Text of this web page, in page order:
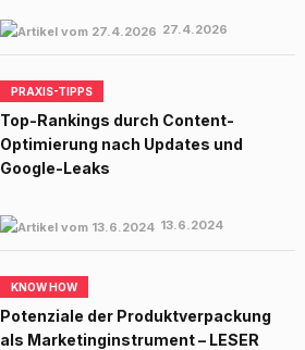
27.4.2026
PRAXIS-TIPPS
Top-Rankings durch Content-
Optimierung nach Updates und
Google-Leaks
13.6.2024
KNOW HOW
Potenziale der Produktverpackung
als Marketinginstrument – LESER